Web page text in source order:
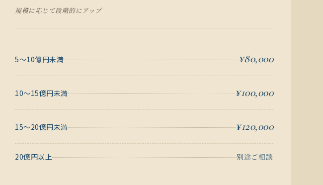
規模に応じて段階的にアップ
5〜10億円未満 ¥80,000
10〜15億円未満 ¥100,000
15〜20億円未満 ¥120,000
20億円以上 別途ご相談